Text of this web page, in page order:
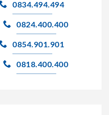
0834.494.494
0824.400.400
0854.901.901
0818.400.400